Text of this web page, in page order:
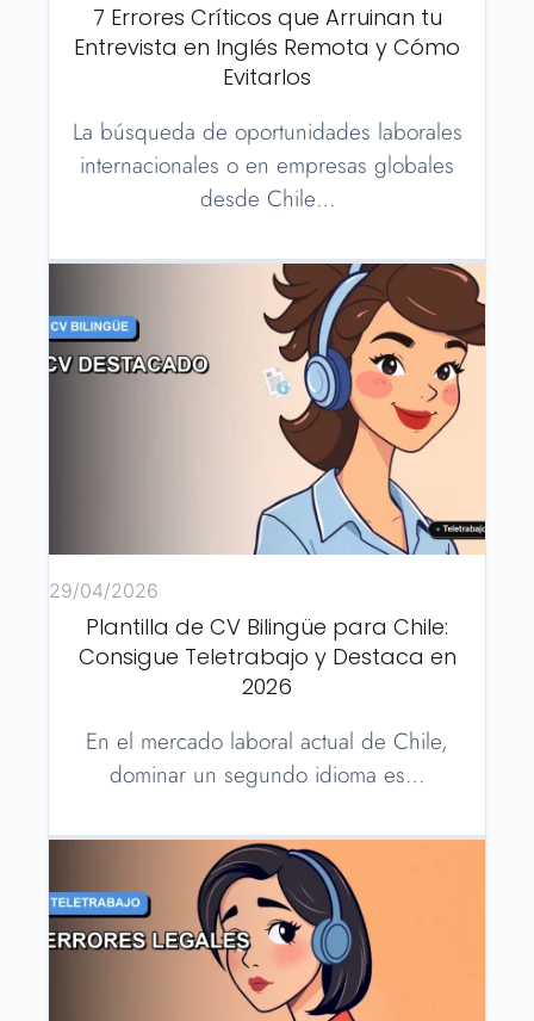
7 Errores Críticos que Arruinan tu
Entrevista en Inglés Remota y Cómo
Evitarlos
La búsqueda de oportunidades laborales
internacionales o en empresas globales
desde Chile…
29/04/2026
Plantilla de CV Bilingüe para Chile:
Consigue Teletrabajo y Destaca en
2026
En el mercado laboral actual de Chile,
dominar un segundo idioma es…